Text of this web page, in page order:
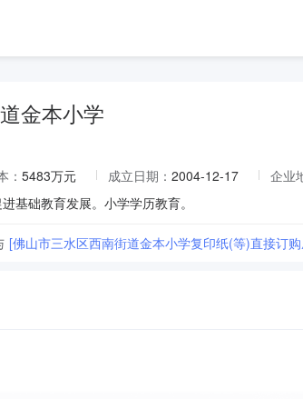
金本小学
： 5483万元 成立日期： 2004-12-17 企业
基础教育发展。小学学历教育。
[佛山市三水区西南街道金本小学复印纸(等)直接订